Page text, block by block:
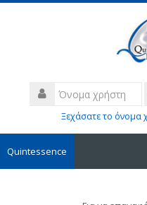
Όνομα
χρήστη
Κωδικός
πρόσβασης
Ξεχάσατε το όνομα
Quintessence